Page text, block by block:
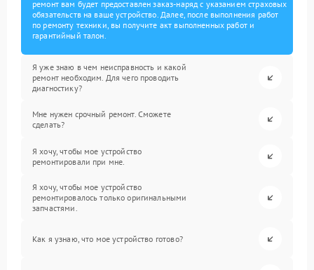
ремонт вам будет предоставлен заказ-наряд с указанием страховых
обязательств на ваше устройство. Далее, после выполнения работ
по ремонту техники, вы получите акт выполненных работ и
гарантийный талон.
Я уже знаю в чем неисправность и какой
ремонт необходим. Для чего проводить
диагностику?
Мне нужен срочный ремонт. Сможете
сделать?
Я хочу, чтобы мое устройство
ремонтировали при мне.
Я хочу, чтобы мое устройство
ремонтировалось только оригинальными
запчастями.
Как я узнаю, что мое устройство готово?